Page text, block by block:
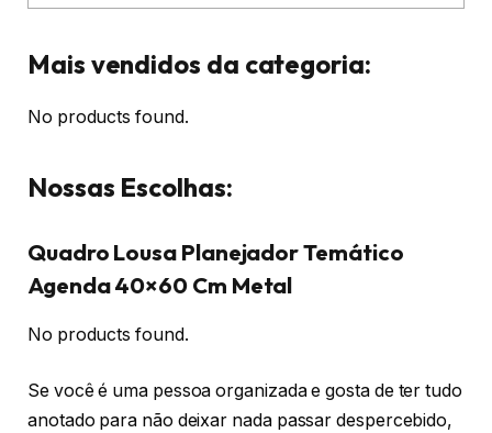
Mais vendidos da categoria:
No products found.
Nossas Escolhas:
Quadro Lousa Planejador Temático
Agenda 40×60 Cm Metal
No products found.
Se você é uma pessoa organizada e gosta de ter tudo
anotado para não deixar nada passar despercebido,